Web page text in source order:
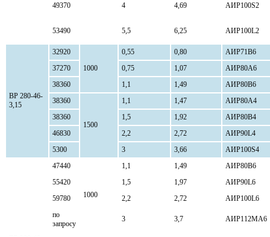
49370 4 4,69 АИР100S2
53490 5,5 6,25 АИР100L2
ВР 280-46-
3,15
32920
1000
0,55 0,80
АИР71В6
37270
0,75 1,07
АИР80А6
38360
1,1 1,49
АИР80В6
38360
1500
1,1 1,47
АИР80А4
38360
1,5 1,92
АИР80В4
46830
2,2 2,72
АИР90L4
5300
3 3,66 АИР100S4
47440
1000
1,1 1,49
АИР80В6
55420
1,5 1,97
АИР90L6
59780
2,2 2,72
АИР100L6
по
запросу
3 3,7 АИР112МА6